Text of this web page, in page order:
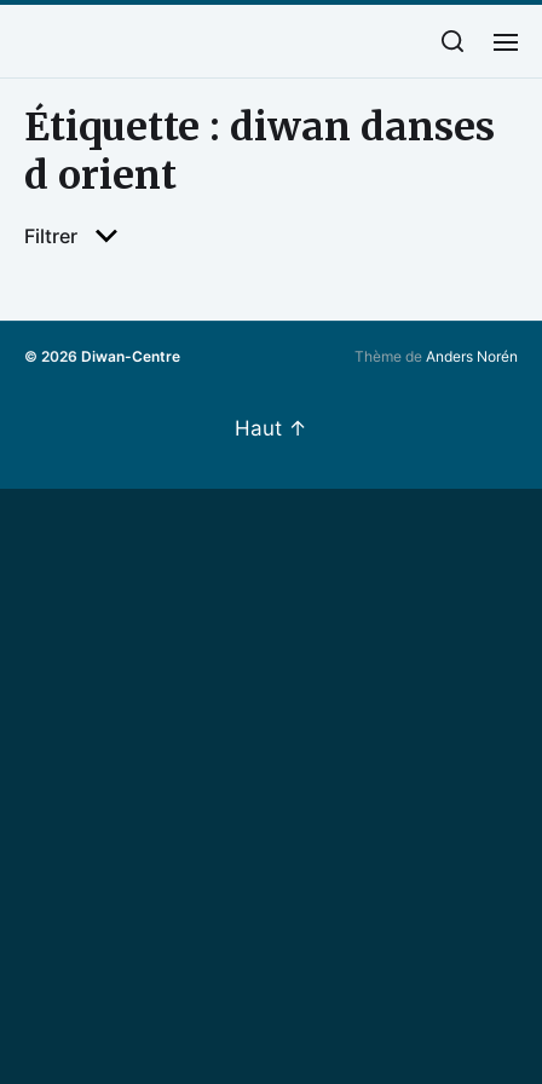
Étiquette : diwan danses
d orient
Filtrer
© 2026 Diwan-Centre Thème de Anders Norén
Haut ↑